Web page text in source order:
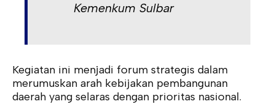
Kemenkum Sulbar
Kegiatan ini menjadi forum strategis dalam
merumuskan arah kebijakan pembangunan
daerah yang selaras dengan prioritas nasional.